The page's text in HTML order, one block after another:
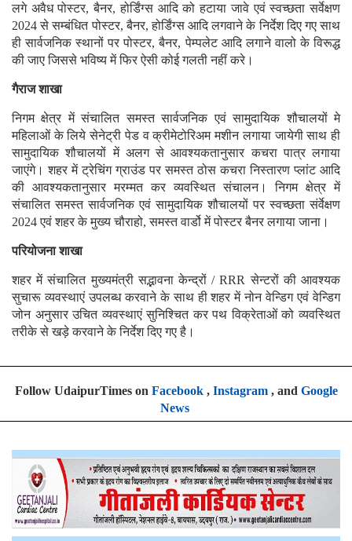
लगे अवैध पोस्टर, बैनर, होर्डिंग्स आदि को हटाया जावे एवं स्वच्छता सर्वेक्षण
2024 से सम्बंधित पोस्टर, बैनर, होर्डिंग्स आदि लगवाने के निर्देश दिए गए साथ
ही सार्वजनिक स्थानों पर पोस्टर, बैनर, पेम्पलेट आदि लगाने वालो के विरूद्ध
की जाए जिससे भविष्य में फिर ऐसी कोई गलती नहीं करे।
गैराज शाखा
निगम क्षेत्र में संचालित समस्त सार्वजनिक एवं सामुदायिक शौचालयों मे
महिलाओं के लिये सेनेट्री पेड व क्रीमेटोरिअम मशीन लगाया जायेगी साथ ही
सामुदायिक शौचालयों में अलग से आवश्यकतानुसार कचरा पात्र लगाया
जाएंगे। शहर में ट्रेचिंग ग्राउंड पर समस्त ठोस कचरा निस्तारण प्लांट आदि
की आवश्यकतानुसार मरम्मत कर व्यवस्थित संचालन। निगम क्षेत्र में
संचालित समस्त सार्वजनिक एवं सामुदायिक शौचालयों पर स्वच्छता संर्वेक्षण
2024 एवं शहर के मुख्य चौराहो, समस्त वार्डो में पोस्टर बैनर लगाया जाना।
परियोजना शाखा
शहर में संचालित मुख्यमंत्री सद्भावना केन्द्रों / RRR सेन्टरों की आवश्यक
सुचारू व्यवस्थाएं उपलब्ध करवाने के साथ ही शहर में नोन वेन्डिग एवं वेन्डिग
जोन अनुसार उचित व्यवस्थाएं सुनिश्चित कर पथ विक्रेताओं को व्यवस्थित
तरीके से खड़े करवाने के निर्देश दिए गए है।
Follow UdaipurTimes on Facebook, Instagram, and Google
News